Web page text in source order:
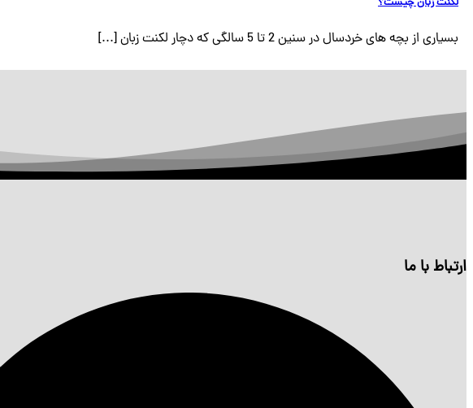
بسیاری از بچه های خردسال در سنین 2 تا 5 سالگی که دچار لکنت زبان [...]
ارتباط با ما